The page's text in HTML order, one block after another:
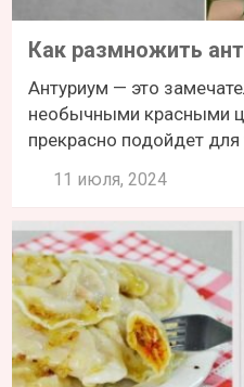
Как размножить
Антуриум — это
необычными красными
прекрасно подойдет
11 июля, 2024